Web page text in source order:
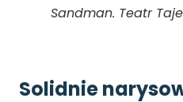
Sandman. Teatr
Solidnie